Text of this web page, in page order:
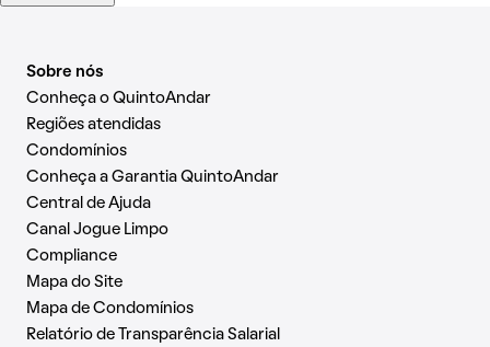
Sobre nós
Conheça o QuintoAndar
Regiões atendidas
Condomínios
Conheça a Garantia QuintoAndar
Central de Ajuda
Canal Jogue Limpo
Compliance
Mapa do Site
Mapa de Condomínios
Relatório de Transparência Salarial